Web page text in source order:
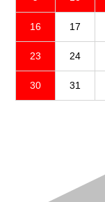
16 17
23 24
30 31